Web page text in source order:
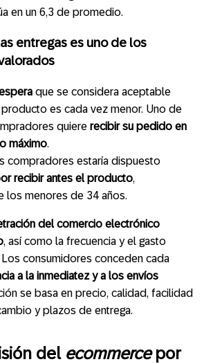
en un 6,3 de promedio.
entregas es uno de los
que se considera aceptable
es cada vez menor. Uno de
quiere recibir su pedido en
máximo.
compradores estaría dispuesto
recibir antes el producto,
los menores de 34 años.
del comercio electrónico
, así como la frecuencia y el gasto
consumidores conceden cada
a la inmediatez y a los envíos
se basa en precio, calidad, facilidad
y plazos de entrega.
del ecommercepor